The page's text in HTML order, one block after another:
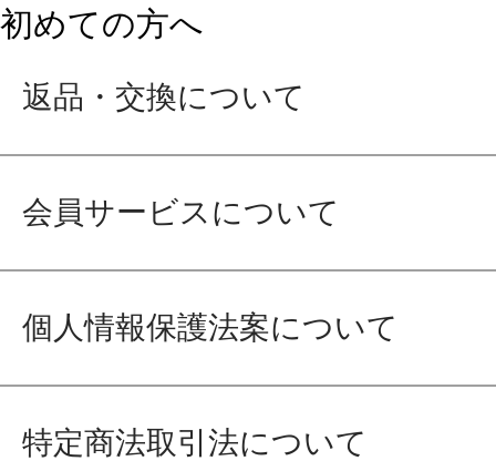
初めての方へ
返品・交換について
会員サービスについて
個人情報保護法案について
特定商法取引法について